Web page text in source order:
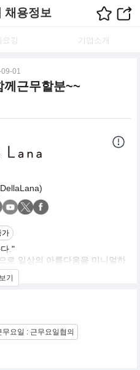
채용정보
요강 기업소개
01
께근무할분~~
가
."
로 일상의 아름다움을 미니멀하
모던 클래식 브랜드
한 캐시미어 브랜드
리함과 합리적인 가격대 지향
기
무요일 : 근무요일협의